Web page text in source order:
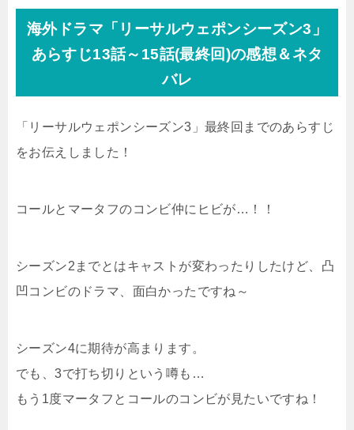
海外ドラマ「リーサルウェポンシーズン3」
あらすじ13話～15話(最終回)の感想＆ネタ
バレ
「リーサルウェポンシーズン3」最終回までのあらすじ
をお伝えしました！
コールとマータフのコンビ仲にヒビが…！！
シーズン2までとはキャストが変わったりしたけど、凸
凹コンビのドラマ、面白かったですね～
シーズン4に期待が高まります。
でも、3で打ち切りという噂も…
もう1度マータフとコールのコンビが見たいですね！